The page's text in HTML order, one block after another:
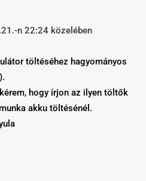
n 22:24 közelében
töltéséhez hagyományos
hogy írjon az ilyen töltők
akku töltésénél.